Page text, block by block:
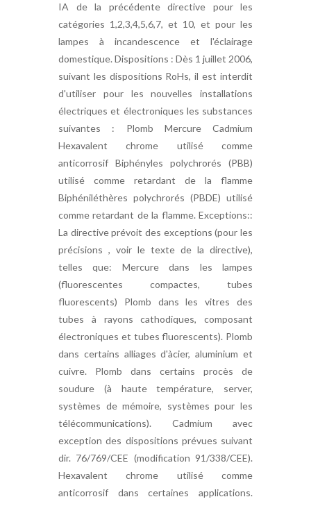
IA de la précédente directive pour les
catégories 1,2,3,4,5,6,7, et 10, et pour les
lampes à incandescence et l'éclairage
domestique. Dispositions : Dès 1 juillet 2006,
suivant les dispositions RoHs, il est interdit
d'utiliser pour les nouvelles installations
électriques et électroniques les substances
suivantes : Plomb Mercure Cadmium
Hexavalent chrome utilisé comme
anticorrosif Biphényles polychrorés (PBB)
utilisé comme retardant de la flamme
Biphéniléthères polychrorés (PBDE) utilisé
comme retardant de la flamme. Exceptions::
La directive prévoit des exceptions (pour les
précisions , voir le texte de la directive),
telles que: Mercure dans les lampes
(fluorescentes compactes, tubes
fluorescents) Plomb dans les vitres des
tubes à rayons cathodiques, composant
électroniques et tubes fluorescents). Plomb
dans certains alliages d'àcier, aluminium et
cuivre. Plomb dans certains procès de
soudure (à haute température, server,
systèmes de mémoire, systèmes pour les
télécommunications). Cadmium avec
exception des dispositions prévues suivant
dir. 76/769/CEE (modification 91/338/CEE).
Hexavalent chrome utilisé comme
anticorrosif dans certaines applications.